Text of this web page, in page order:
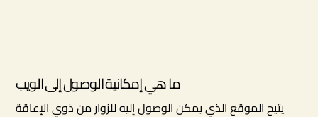
ما هي إمكانية الوصول إلى الويب
يتيح الموقع الذي يمكن الوصول إليه للزوار من ذوي الإعاقة